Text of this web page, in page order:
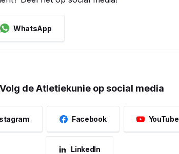
WhatsApp
Volg de Atletiekunie op social media
Facebook YouTube
LinkedIn